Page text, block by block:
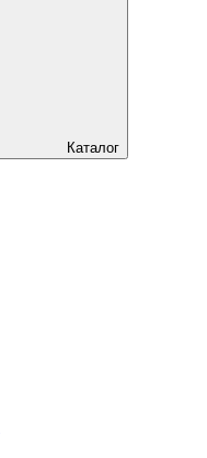
Каталог